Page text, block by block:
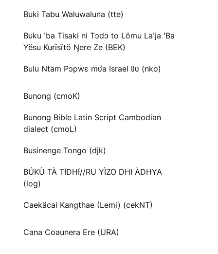
Buki Tabu Waluwaluna (tte)
Buku ꞌba Tisaki ni Tɔdɔ to Lömu Laꞌja ꞌBa
Yësu Kurïsïtö Ŋere Ze (BEK)
Bulu Ntam Pɔpwɛ mʋ́a Israel Ɩlʋ (nko)
Bunong (cmoK)
Bunong Bible Latin Script Cambodian
dialect (cmoL)
Businenge Tongo (djk)
BÚKÙ TÀ TƗ́DHƗ́//RU YÌZO DHƗ ÀDHYA
(log)
Caekäcai Kangthae (Lemi) (cekNT)
Cana Coaunera Ere (URA)